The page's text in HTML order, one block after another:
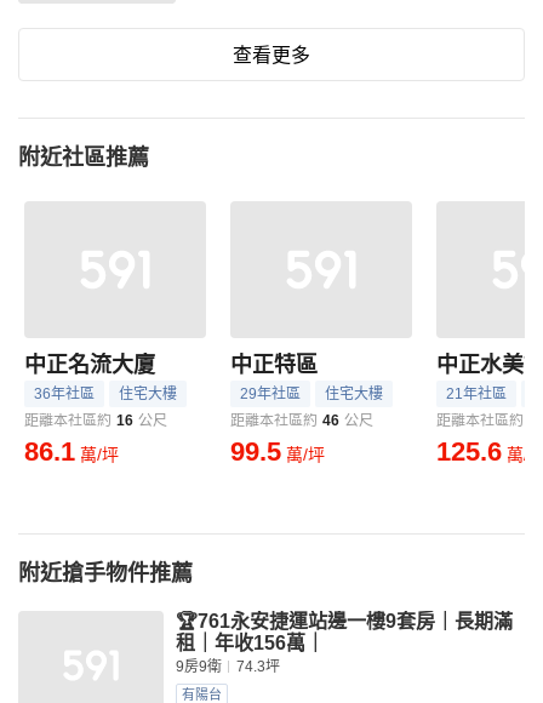
查看更多
附近社區推薦
中正名流大廈
36年社區
住宅大樓
距離本社區約 16 公尺
86.1 萬/坪
中正特區
29年社區
住宅大樓
距離本社區約 46 公尺
99.5 萬/坪
中正水美
21年社區
距離本社區約
125.6 萬/
附近搶手物件推薦
🏆761永安捷運站邊一樓9套房｜長期滿
租｜年收156萬｜
9房9衛 74.3坪
有陽台